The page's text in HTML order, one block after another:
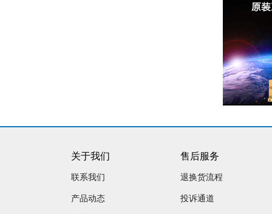
关于我们
联系我们
产品动态
售后服务
退换货流程
投诉通道